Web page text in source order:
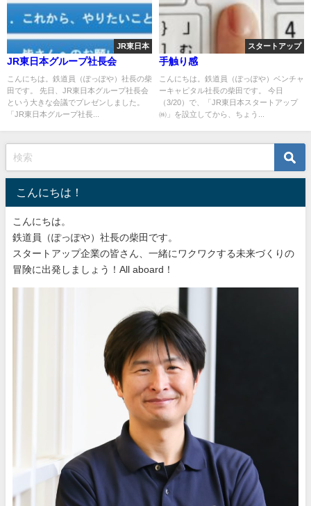
JR東日本
JR東日本グループ社長会
こんにちは。鉄道員（ぽっぽや）社長の柴
田です。 先日、JR東日本グループ社長会
という大きな会議でプレゼンしました。
「JR東日本グループ社長...
スタートアップ
手触り感
こんにちは。鉄道員（ぽっぽや）ベンチャ
ーキャピタル社長の柴田です。 今日
（3/20）で、「JR東日本スタートアップ
㈱」を設立してから、ちょう...
こんにちは！
こんにちは。
鉄道員（ぽっぽや）社長の柴田です。
スタートアップ企業の皆さん、一緒にワクワクする未来づくりの
冒険に出発しましょう！All aboard！